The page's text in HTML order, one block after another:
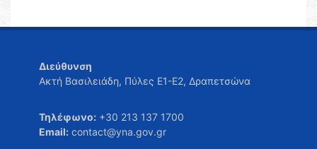
Διεύθυνση
Ακτή Βασιλειάδη, Πύλες Ε1-Ε2, Δραπετσώνα
Τηλέφωνο: +30 213 137 1700
Email: contact@yna.gov.gr